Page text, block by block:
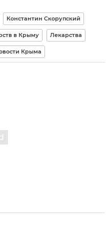
Константин Скорупский
в Крыму Лекарства
Крыма